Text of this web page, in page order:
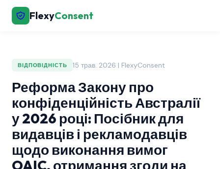
FlexyConsent
ВІДПОВІДНІСТЬ 15 трав. 2026 | FlexyConsent
Реформа Закону про
конфіденційність Австралії
у 2026 році: Посібник для
видавців і рекламодавців
щодо виконання вимог
OAIC, отримання згоди на